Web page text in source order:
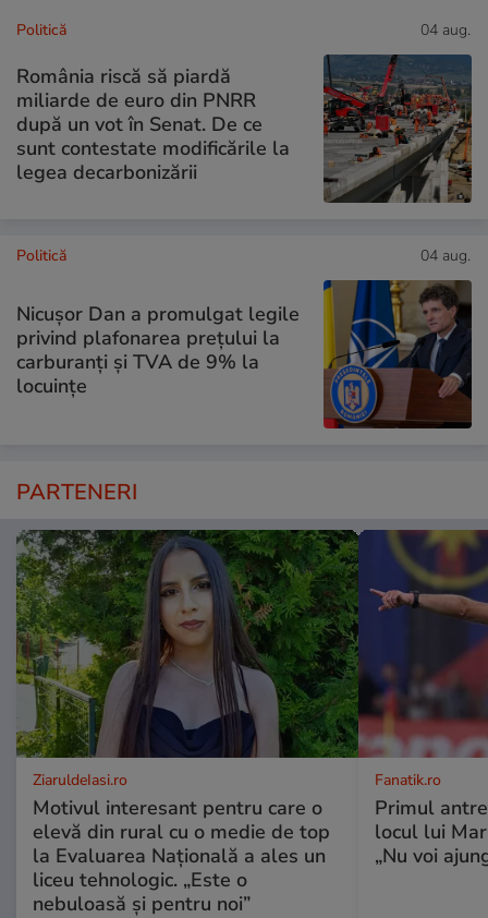
Politică 04 aug.
România riscă să piardă
miliarde de euro din PNRR
după un vot în Senat. De ce
sunt contestate modificările la
legea decarbonizării
Politică 04 aug.
Nicușor Dan a promulgat legile
privind plafonarea prețului la
carburanți și TVA de 9% la
locuințe
PARTENERI
ZiaruldeIasi.ro
Motivul interesant pentru care o
elevă din rural cu o medie de top
la Evaluarea Națională a ales un
liceu tehnologic. „Este o
nebuloasă și pentru noi”
Fanatik.ro
Primul
locul lui
„Nu voi